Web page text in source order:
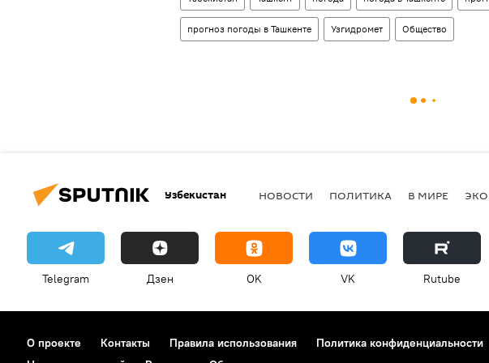
прогноз погоды в Ташкенте Узгидромет Общество
Узбекистан НОВОСТИ ПОЛИТИКА В МИРЕ
Telegram Дзен OK VK Rutube
О проекте Контакты Правила использования Политика конфиденциальности